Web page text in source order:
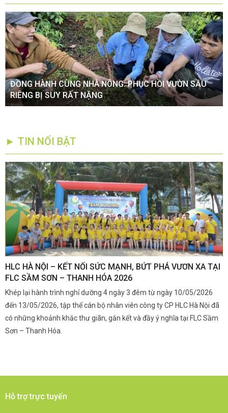
ĐỒNG HÀNH CÙNG NHÀ NÔNG: PHỤC HỒI VƯỜN SẦU
RIÊNG BỊ SUY RẤT NẶNG
► TIN NỔI BẬT
HLC HÀ NỘI – KẾT NỐI SỨC MẠNH, BỨT PHÁ VƯƠN XA TẠI
FLC SẦM SƠN – THANH HÓA 2026
Khép lại hành trình nghỉ dưỡng 4 ngày 3 đêm từ ngày 10/05/2026
đến 13/05/2026, tập thể cán bộ nhân viên công ty CP HLC Hà Nội đã
có những khoảnh khắc thư giãn, gắn kết và đầy ý nghĩa tại FLC Sầm
Sơn – Thanh Hóa.
Hỗ trợ trực tuyến